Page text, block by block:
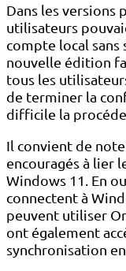
Dans les versions
utilisateurs
compte local sans
nouvelle édition
tous les
de terminer la
difficile la
Il convient de
encouragés à lier
Windows 11. En
connectent à
peuvent utiliser
ont également
synchronisation